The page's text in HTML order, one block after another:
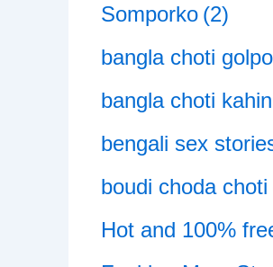
Somporko (2)
bangla choti golpo
bangla choti
bengali sex
boudi choda choti
Hot and 100%